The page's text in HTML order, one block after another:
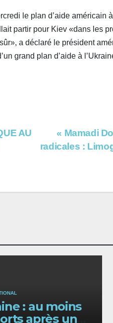
le plan d’aide américain
partir pour Kiev «dans les
a déclaré le président
grand plan d’aide à
« Mamadi
radicales :
AU
: au moins
après une